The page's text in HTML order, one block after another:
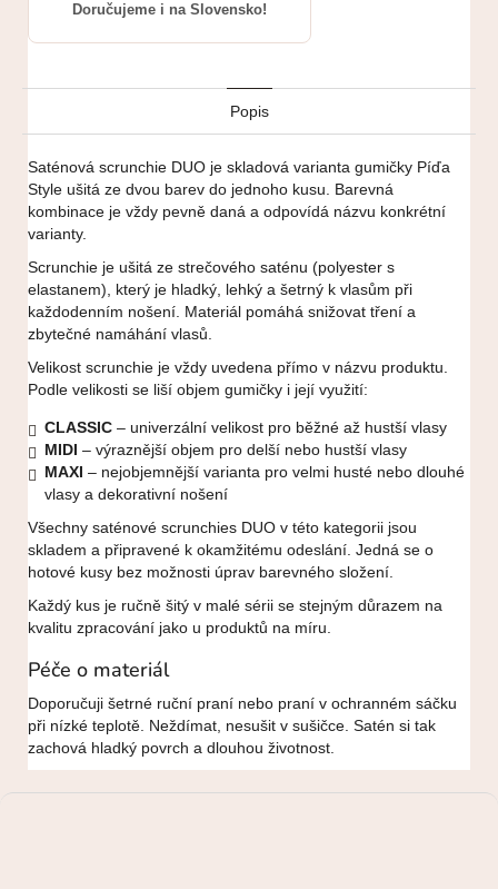
Doručujeme i na Slovensko!
Popis
Saténová scrunchie DUO je skladová varianta gumičky Píďa
Style ušitá ze dvou barev do jednoho kusu. Barevná
kombinace je vždy pevně daná a odpovídá názvu konkrétní
varianty.
Scrunchie je ušitá ze strečového saténu (polyester s
elastanem), který je hladký, lehký a šetrný k vlasům při
každodenním nošení. Materiál pomáhá snižovat tření a
zbytečné namáhání vlasů.
Velikost scrunchie je vždy uvedena přímo v názvu produktu.
Podle velikosti se liší objem gumičky i její využití:
CLASSIC – univerzální velikost pro běžné až hustší vlasy
MIDI – výraznější objem pro delší nebo hustší vlasy
MAXI – nejobjemnější varianta pro velmi husté nebo dlouhé
vlasy a dekorativní nošení
Všechny saténové scrunchies DUO v této kategorii jsou
skladem a připravené k okamžitému odeslání. Jedná se o
hotové kusy bez možnosti úprav barevného složení.
Každý kus je ručně šitý v malé sérii se stejným důrazem na
kvalitu zpracování jako u produktů na míru.
Péče o materiál
Doporučuji šetrné ruční praní nebo praní v ochranném sáčku
při nízké teplotě. Neždímat, nesušit v sušičce. Satén si tak
zachová hladký povrch a dlouhou životnost.